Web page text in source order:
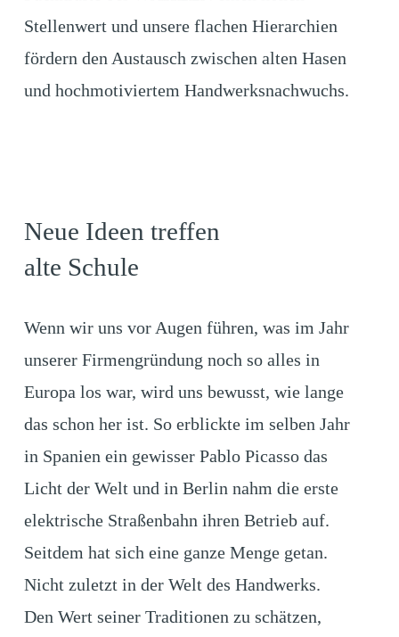
Stellenwert und unsere flachen Hierarchien
fördern den Austausch zwischen alten Hasen
und hochmotiviertem Handwerksnachwuchs.
Neue Ideen treffen
alte Schule
Wenn wir uns vor Augen führen, was im Jahr
unserer Firmengründung noch so alles in
Europa los war, wird uns bewusst, wie lange
das schon her ist. So erblickte im selben Jahr
in Spanien ein gewisser Pablo Picasso das
Licht der Welt und in Berlin nahm die erste
elektrische Straßenbahn ihren Betrieb auf.
Seitdem hat sich eine ganze Menge getan.
Nicht zuletzt in der Welt des Handwerks.
Den Wert seiner Traditionen zu schätzen,